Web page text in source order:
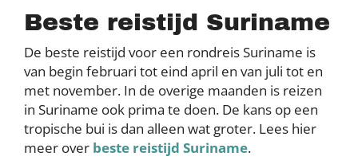
Beste reistijd Suriname
De beste reistijd voor een rondreis Suriname is
van begin februari tot eind april en van juli tot en
met november. In de overige maanden is reizen
in Suriname ook prima te doen. De kans op een
tropische bui is dan alleen wat groter. Lees hier
meer over beste reistijd Suriname.